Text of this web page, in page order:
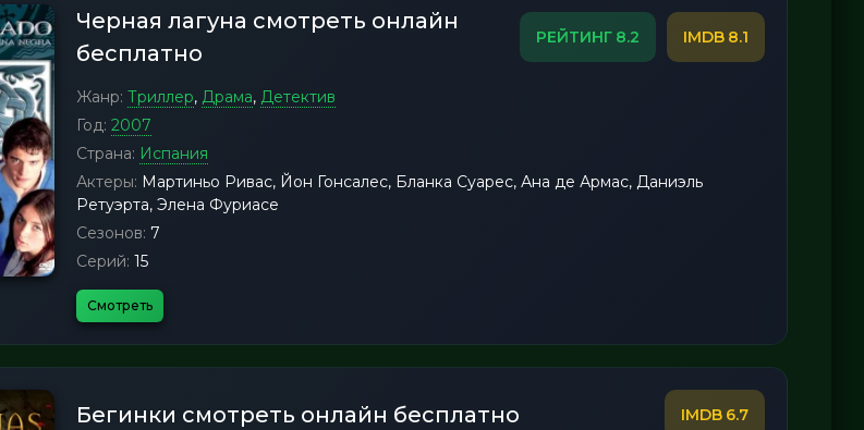
Черная лагуна смотреть онлайн
бесплатно
8.2 8.1
Жанр: Триллер, Драма, Детектив
Год: 2007
Страна: Испания
Актеры: Мартиньо Ривас, Йон Гонсалес, Бланка Суарес, Ана де Армас, Даниэль
Ретуэрта, Элена Фуриасе
Сезонов: 7
Серий: 15
Смотреть
Бегинки смотреть онлайн бесплатно 6.7